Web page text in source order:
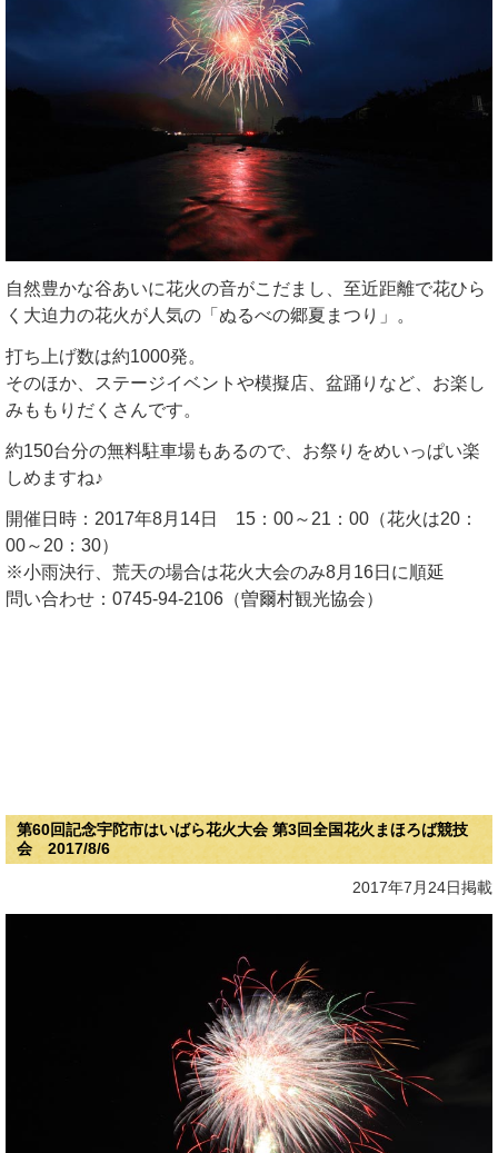
自然豊かな谷あいに花火の音がこだまし、至近距離で花ひら
く大迫力の花火が人気の「ぬるべの郷夏まつり」。
打ち上げ数は約1000発。
そのほか、ステージイベントや模擬店、盆踊りなど、お楽し
みももりだくさんです。
約150台分の無料駐車場もあるので、お祭りをめいっぱい楽
しめますね♪
開催日時：2017年8月14日 15：00～21：00（花火は20：
00～20：30）
※小雨決行、荒天の場合は花火大会のみ8月16日に順延
問い合わせ：0745-94-2106（曽爾村観光協会）
第60回記念宇陀市はいばら花火大会 第3回全国花火まほろば競技
会 2017/8/6
2017年7月24日掲載